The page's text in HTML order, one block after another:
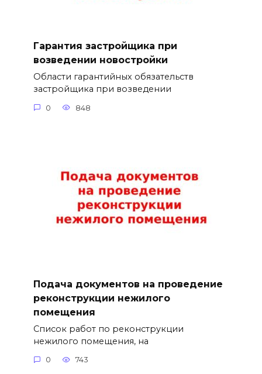
Гарантия застройщика при
возведении новостройки
Области гарантийных обязательств
застройщика при возведении
0 848
Подача документов на проведение
реконструкции нежилого
помещения
Список работ по реконструкции
нежилого помещения, на
0 743